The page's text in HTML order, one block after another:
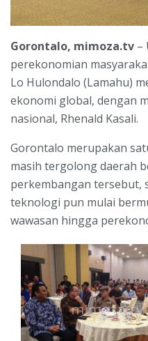
Gorontalo, mimoza.tv –
perekonomian
Lo Hulondalo (Lamahu)
ekonomi global, dengan
nasional, Rhenald Kasali.
Gorontalo merupakan
masih tergolong daerah
perkembangan tersebut,
teknologi pun mulai
wawasan hingga